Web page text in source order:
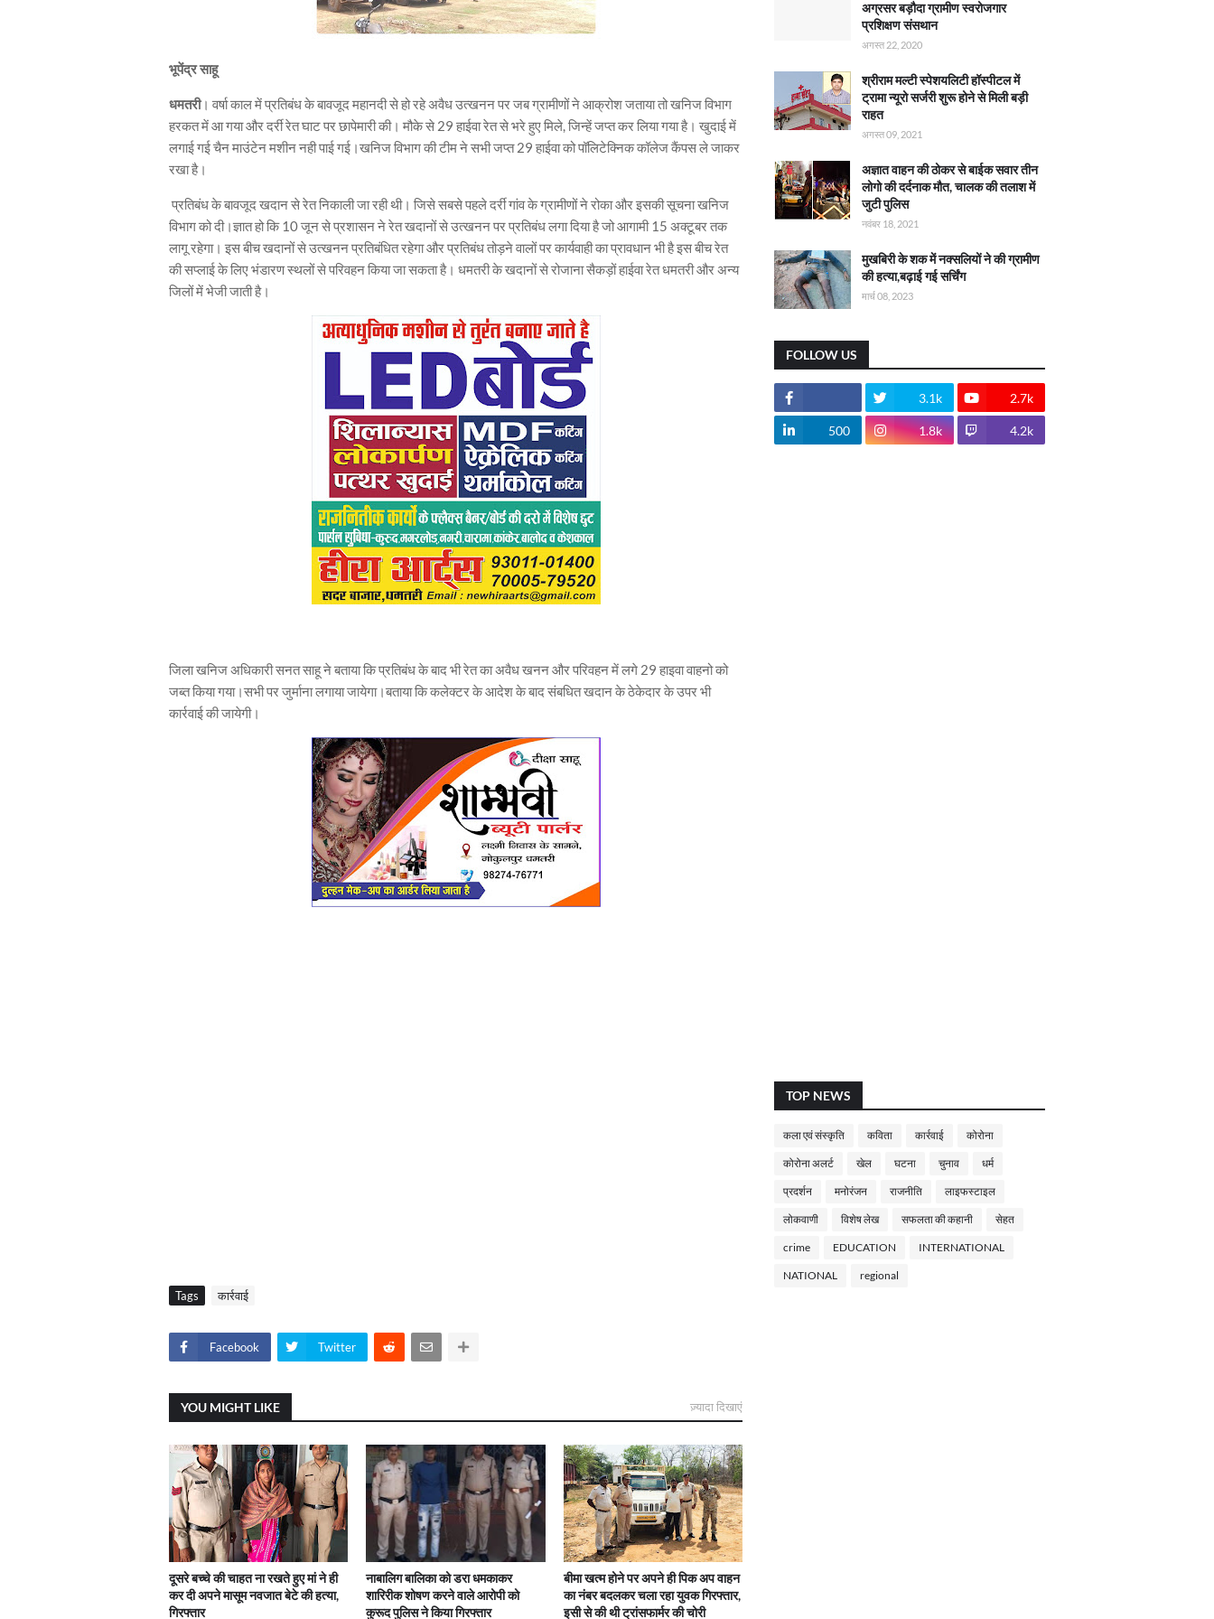
भूपेंद्र साहू
धमतरी। वर्षा काल में प्रतिबंध के बावजूद महानदी से हो रहे अवैध उत्खनन पर जब ग्रामीणों ने आक्रोश जताया तो खनिज विभाग
हरकत में आ गया और दर्री रेत घाट पर छापेमारी की। मौके से 29 हाईवा रेत से भरे हुए मिले, जिन्हें जप्त कर लिया गया है। खुदाई में
लगाई गई चैन माउंटेन मशीन नही पाई गई।खनिज विभाग की टीम ने सभी जप्त 29 हाईवा को पॉलिटेक्निक कॉलेज कैंपस ले जाकर
रखा है।
प्रतिबंध के बावजूद खदान से रेत निकाली जा रही थी। जिसे सबसे पहले दर्री गांव के ग्रामीणों ने रोका और इसकी सूचना खनिज
विभाग को दी।ज्ञात हो कि 10 जून से प्रशासन ने रेत खदानों से उत्खनन पर प्रतिबंध लगा दिया है जो आगामी 15 अक्टूबर तक
लागू रहेगा। इस बीच खदानों से उत्खनन प्रतिबंधित रहेगा और प्रतिबंध तोड़ने वालों पर कार्यवाही का प्रावधान भी है इस बीच रेत
की सप्लाई के लिए भंडारण स्थलों से परिवहन किया जा सकता है। धमतरी के खदानों से रोजाना सैकड़ों हाईवा रेत धमतरी और अन्य
जिलों में भेजी जाती है।
जिला खनिज अधिकारी सनत साहू ने बताया कि प्रतिबंध के बाद भी रेत का अवैध खनन और परिवहन में लगे 29 हाइवा वाहनो को
जब्त किया गया।सभी पर जुर्माना लगाया जायेगा।बताया कि कलेक्टर के आदेश के बाद संबधित खदान के ठेकेदार के उपर भी
कार्रवाई की जायेगी।
Tags कार्रवाई
Facebook Twitter
YOU MIGHT LIKE ज़्यादा दिखाएं
दूसरे बच्चे की चाहत ना रखते हुए मां ने ही
कर दी अपने मासूम नवजात बेटे की हत्या,
गिरफ्तार
नाबालिग बालिका को डरा धमकाकर
शारिरीक शोषण करने वाले आरोपी को
कुरूद पुलिस ने किया गिरफ्तार
बीमा खत्म होने पर अपने ही पिक अप वाहन
का नंबर बदलकर चला रहा युवक गिरफ्तार,
इसी से की थी ट्रांसफार्मर की चोरी
अग्रसर बड़ौदा ग्रामीण स्वरोजगार
प्रशिक्षण संसथान
अगस्त 22, 2020
श्रीराम मल्टी स्पेशयलिटी हॉस्पीटल में
ट्रामा न्यूरो सर्जरी शुरू होने से मिली बड़ी
राहत
अगस्त 09, 2021
अज्ञात वाहन की ठोकर से बाईक सवार तीन
लोगो की दर्दनाक मौत, चालक की तलाश में
जुटी पुलिस
नवंबर 18, 2021
मुखबिरी के शक में नक्सलियों ने की ग्रामीण
की हत्या,बढ़ाई गई सर्चिंग
मार्च 08, 2023
FOLLOW US
3.1k 2.7k
500 1.8k 4.2k
TOP NEWS
कला एवं संस्कृति कविता कार्रवाई कोरोना
कोरोना अलर्ट खेल घटना चुनाव धर्म
प्रदर्शन मनोरंजन राजनीति लाइफस्टाइल
लोकवाणी विशेष लेख सफलता की कहानी सेहत
crime EDUCATION INTERNATIONAL
NATIONAL regional